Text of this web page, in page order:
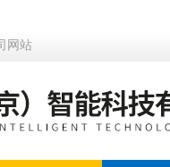
网站